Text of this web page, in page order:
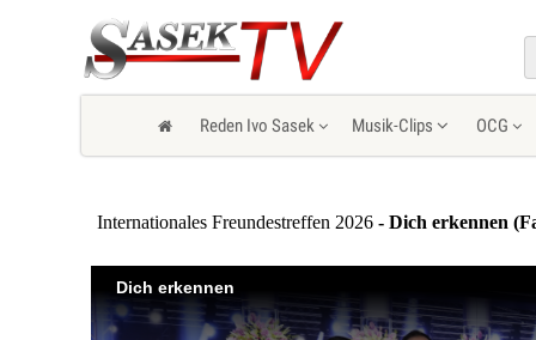
Reden Ivo Sasek Musik-Clips OCG
Internationales Freundestreffen 2026 - Dich erkennen
Dich erkennen